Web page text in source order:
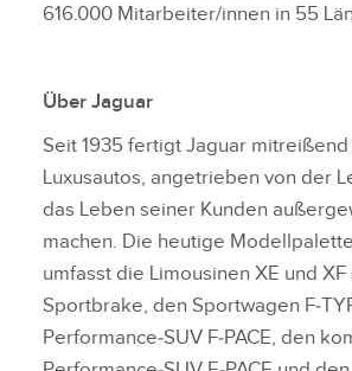
616.000 Mitarbeiter/innen in 55
Über Jaguar
Seit 1935 fertigt Jaguar mitreißend
Luxusautos, angetrieben von der
das Leben seiner Kunden
machen. Die heutige
umfasst die Limousinen XE und
Sportbrake, den Sportwagen
Performance‑SUV F‑PACE, den